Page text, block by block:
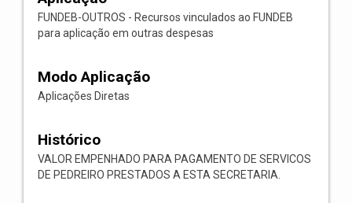
FUNDEB-OUTROS - Recursos vinculados ao FUNDEB
para aplicação em outras despesas
Modo Aplicação
Aplicações Diretas
Histórico
VALOR EMPENHADO PARA PAGAMENTO DE SERVICOS
DE PEDREIRO PRESTADOS A ESTA SECRETARIA.